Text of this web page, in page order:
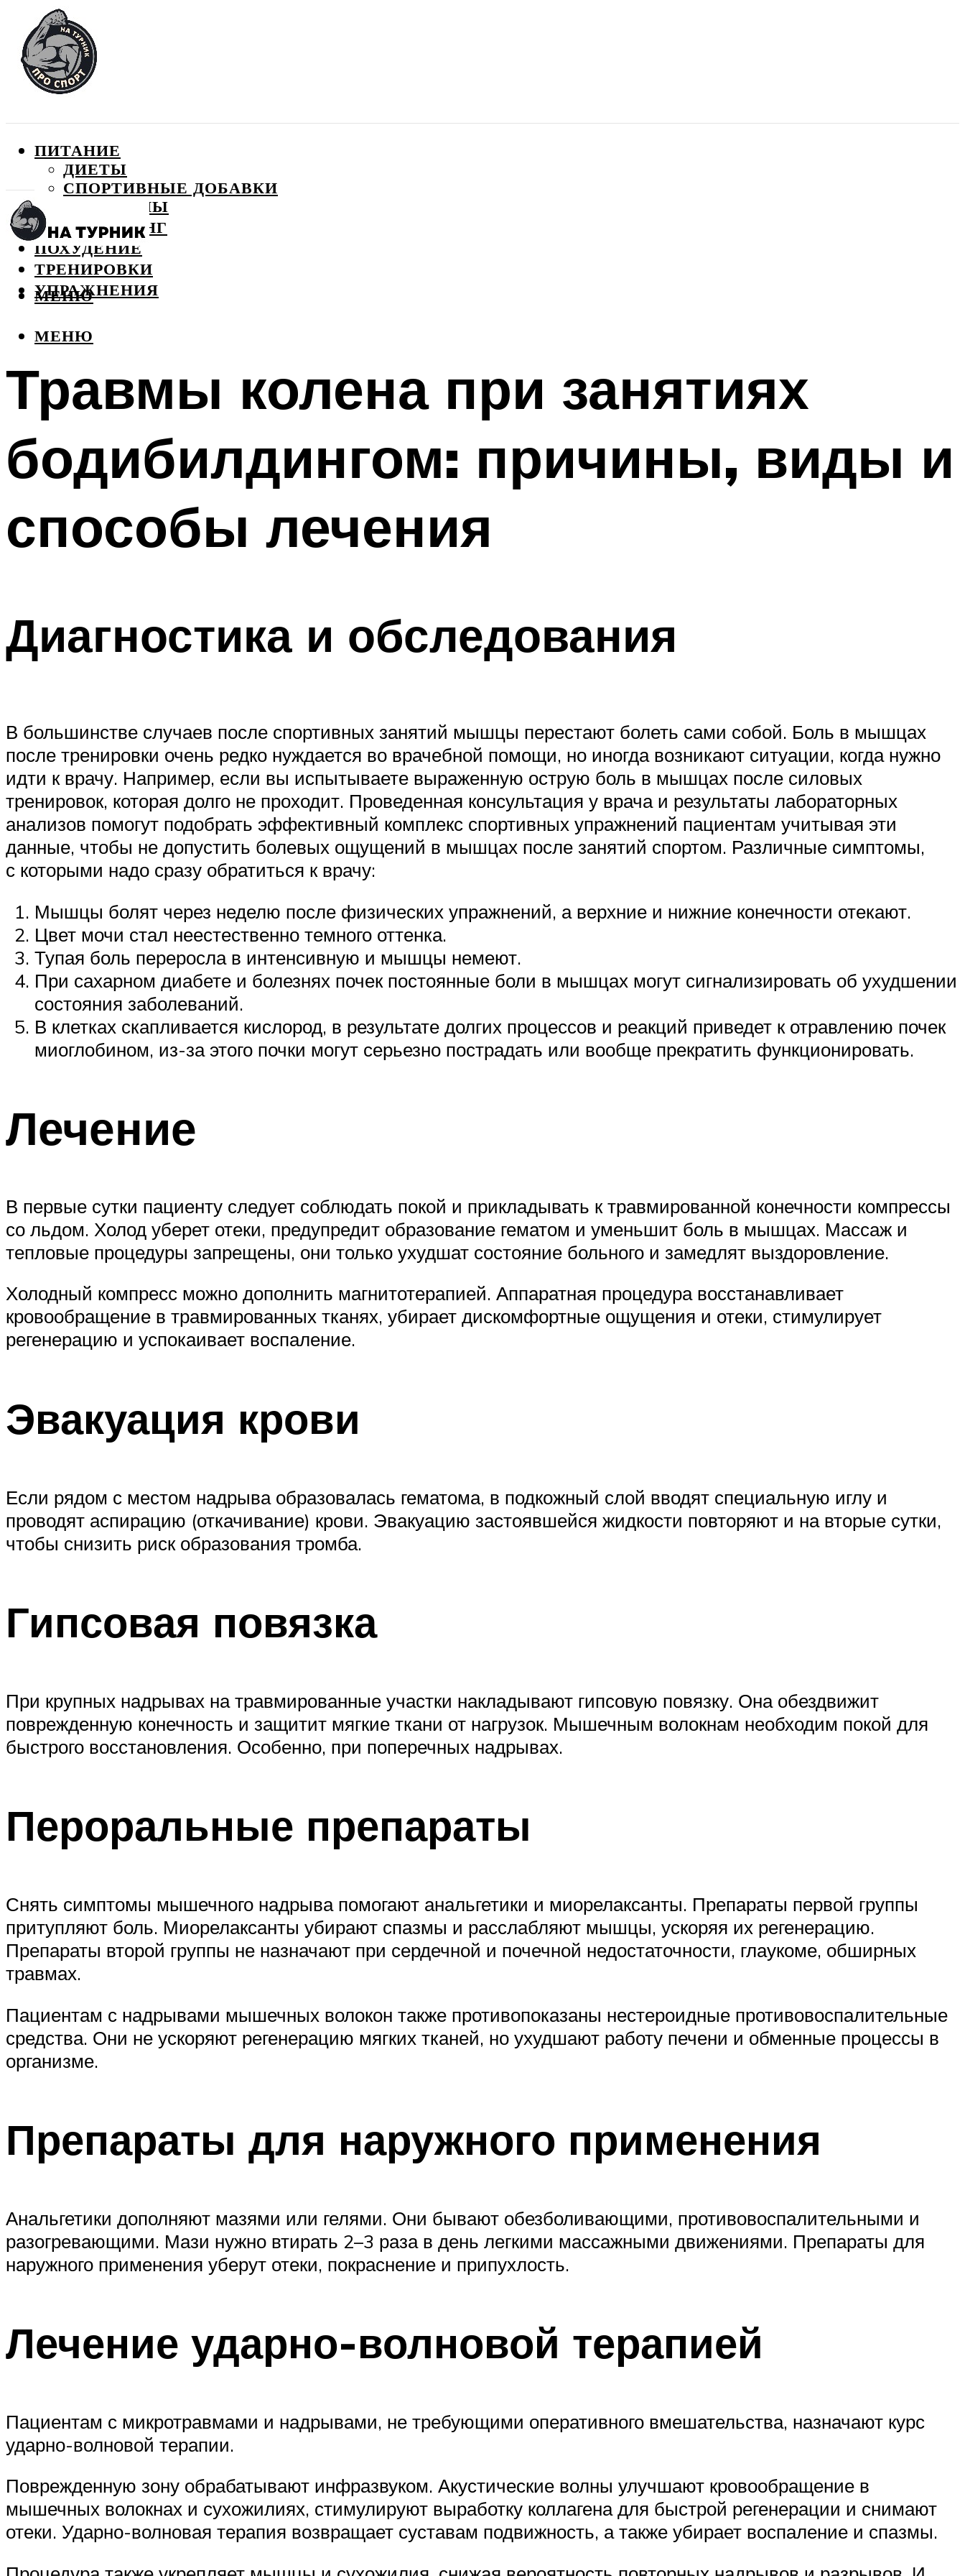
ПИТАНИЕ
ДИЕТЫ
СПОРТИВНЫЕ ДОБАВКИ
ВИТАМИНЫ
БОДИБИЛДИНГ
ПОХУДЕНИЕ
ТРЕНИРОВКИ
УПРАЖНЕНИЯ
МЕНЮ
МЕНЮ
Травмы колена при занятиях
бодибилдингом: причины, виды и
способы лечения
Диагностика и обследования
В большинстве случаев после спортивных занятий мышцы перестают болеть сами собой. Боль в мышцах
после тренировки очень редко нуждается во врачебной помощи, но иногда возникают ситуации, когда нужно
идти к врачу. Например, если вы испытываете выраженную острую боль в мышцах после силовых
тренировок, которая долго не проходит. Проведенная консультация у врача и результаты лабораторных
анализов помогут подобрать эффективный комплекс спортивных упражнений пациентам учитывая эти
данные, чтобы не допустить болевых ощущений в мышцах после занятий спортом. Различные симптомы,
с которыми надо сразу обратиться к врачу:
Мышцы болят через неделю после физических упражнений, а верхние и нижние конечности отекают.
Цвет мочи стал неестественно темного оттенка.
Тупая боль переросла в интенсивную и мышцы немеют.
При сахарном диабете и болезнях почек постоянные боли в мышцах могут сигнализировать об ухудшении
состояния заболеваний.
В клетках скапливается кислород, в результате долгих процессов и реакций приведет к отравлению почек
миоглобином, из-за этого почки могут серьезно пострадать или вообще прекратить функционировать.
Лечение
В первые сутки пациенту следует соблюдать покой и прикладывать к травмированной конечности компрессы
со льдом. Холод уберет отеки, предупредит образование гематом и уменьшит боль в мышцах. Массаж и
тепловые процедуры запрещены, они только ухудшат состояние больного и замедлят выздоровление.
Холодный компресс можно дополнить магнитотерапией. Аппаратная процедура восстанавливает
кровообращение в травмированных тканях, убирает дискомфортные ощущения и отеки, стимулирует
регенерацию и успокаивает воспаление.
Эвакуация крови
Если рядом с местом надрыва образовалась гематома, в подкожный слой вводят специальную иглу и
проводят аспирацию (откачивание) крови. Эвакуацию застоявшейся жидкости повторяют и на вторые сутки,
чтобы снизить риск образования тромба.
Гипсовая повязка
При крупных надрывах на травмированные участки накладывают гипсовую повязку. Она обездвижит
поврежденную конечность и защитит мягкие ткани от нагрузок. Мышечным волокнам необходим покой для
быстрого восстановления. Особенно, при поперечных надрывах.
Пероральные препараты
Снять симптомы мышечного надрыва помогают анальгетики и миорелаксанты. Препараты первой группы
притупляют боль. Миорелаксанты убирают спазмы и расслабляют мышцы, ускоряя их регенерацию.
Препараты второй группы не назначают при сердечной и почечной недостаточности, глаукоме, обширных
травмах.
Пациентам с надрывами мышечных волокон также противопоказаны нестероидные противовоспалительные
средства. Они не ускоряют регенерацию мягких тканей, но ухудшают работу печени и обменные процессы в
организме.
Препараты для наружного применения
Анальгетики дополняют мазями или гелями. Они бывают обезболивающими, противовоспалительными и
разогревающими. Мази нужно втирать 2–3 раза в день легкими массажными движениями. Препараты для
наружного применения уберут отеки, покраснение и припухлость.
Лечение ударно-волновой терапией
Пациентам с микротравмами и надрывами, не требующими оперативного вмешательства, назначают курс
ударно-волновой терапии.
Поврежденную зону обрабатывают инфразвуком. Акустические волны улучшают кровообращение в
мышечных волокнах и сухожилиях, стимулируют выработку коллагена для быстрой регенерации и снимают
отеки. Ударно-волновая терапия возвращает суставам подвижность, а также убирает воспаление и спазмы.